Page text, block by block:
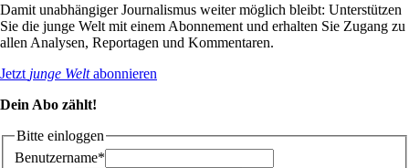
Damit unabhängiger Journalismus weiter möglich bleibt: Unterstützen
Sie die junge Welt mit einem Abonnement und erhalten Sie Zugang zu
allen Analysen, Reportagen und Kommentaren.
Jetzt junge Weltabonnieren
Dein Abo zählt!
Bitte einloggen
Benutzername*